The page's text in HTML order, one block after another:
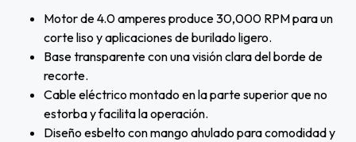
Motor de 4.0 amperes produce 30,000 RPM para un
corte liso y aplicaciones de burilado ligero.
Base transparente con una visión clara del borde de
recorte.
Cable eléctrico montado en la parte superior que no
estorba y facilita la operación.
Diseño esbelto con mango ahulado para comodidad y